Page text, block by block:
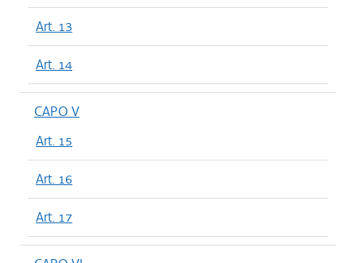
Art. 13
Art. 14
CAPO V
Art. 15
Art. 16
Art. 17